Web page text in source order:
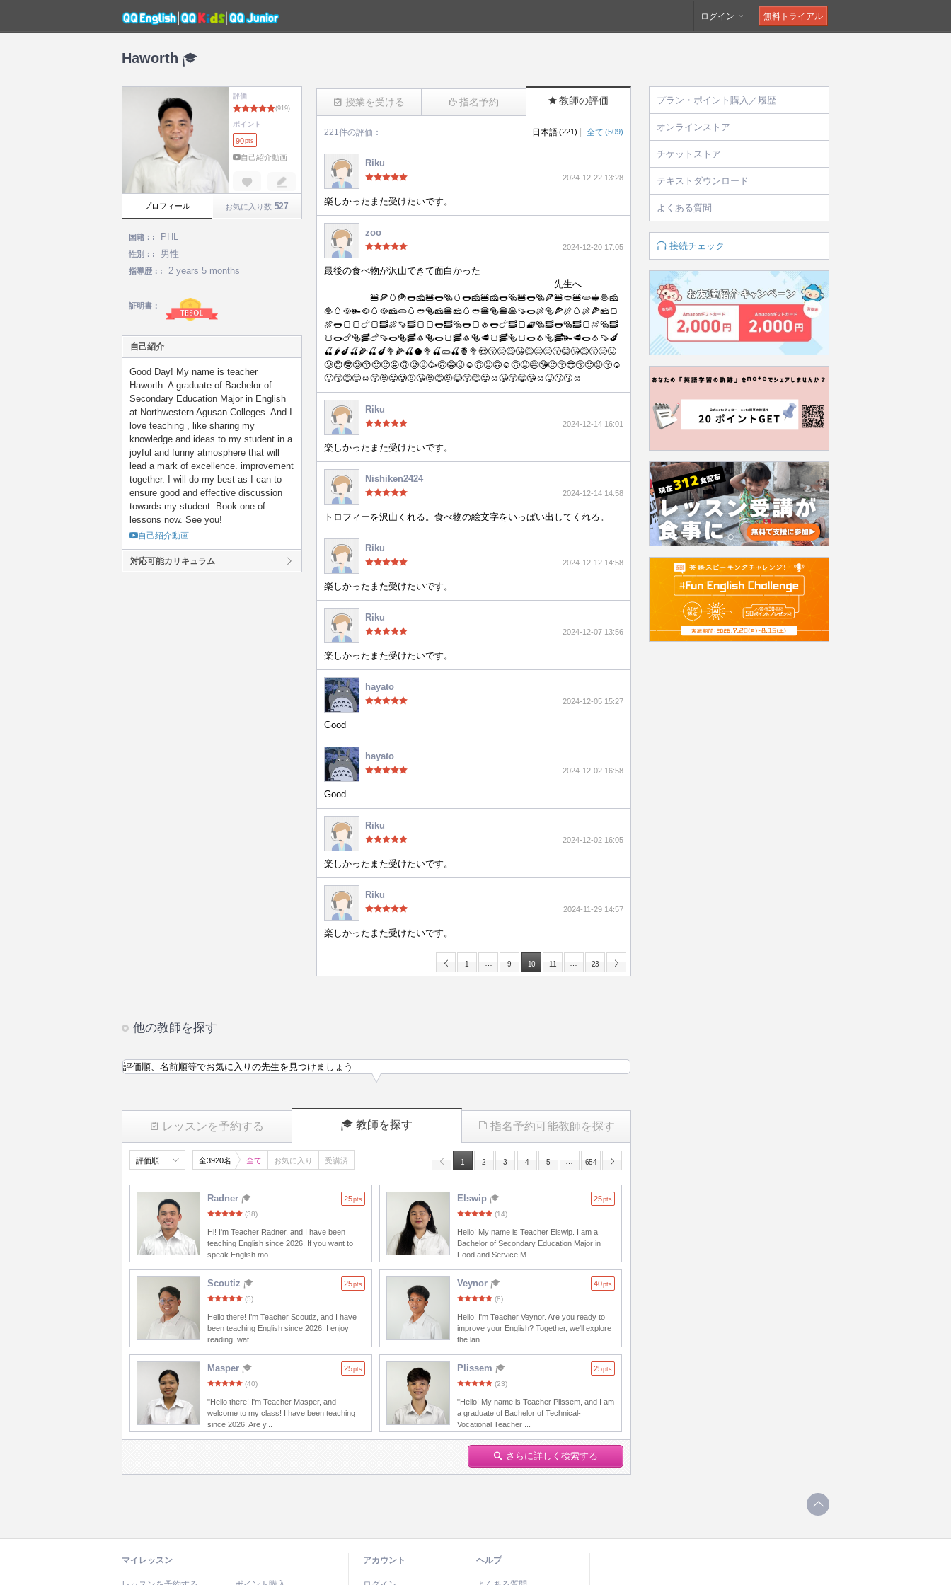
ログイン 無料トライアル
Haworth
評価
(919)
ポイント
90pts
自己紹介動画
プロフィール お気に入り数 527
国籍：: PHL
性別：: 男性
指導歴：: 2 years 5 months
証明書：
自己紹介
Good Day! My name is teacher
Haworth. A graduate of Bachelor of
Secondary Education Major in English
at Northwestern Agusan Colleges. And I
love teaching , like sharing my
knowledge and ideas to my student in a
joyful and funny atmosphere that will
lead a mark of excellence. improvement
together. I will do my best as I can to
ensure good and effective discussion
towards my student. Book one of
lessons now. See you!
自己紹介動画
対応可能カリキュラム
授業を受ける 指名予約 教師の評価
221件の評価： 日本語(221) | 全て (509)
Riku
2024-12-22 13:28
楽しかったまた受けたいです。
zoo
2024-12-20 17:05
最後の食べ物が沢山できて面白かった
先生へ
🍔🍕🥚🍟🌭🧀🍔🌭🥯🥚🌭🧀🍔🧀🌭🥯🍔🌭🥯🍕🍔🥙🍔🫓🥪🧆🧀
🧆🥚🥘🫚🥘🥚🥘🧀🫓🥚🥙🥯🧀🍔🧀🥚🥙🍔🥯🍔🥞🍠🌭🍖🥯🍕🍖🥚🍖🍕🧀🍞
🍖🌭🍞🍞🍗🍞🥓🍖🍠🥓🍞🍞🌭🥓🥯🌭🍞🧄🌭🍗🥓🍞🧇🥯🥓🌭🥯🥓🍞🍖🥯🥓
🍞🌭🍗🥯🥓🍗🍠🌭🥯🥓🧄🥯🌭🍞🥓🧄🥯🥩🍞🥓🥯🍞🌭🧄🥯🥓🫚🥩🌭🧄🍠🍆
🍒🌶️🍆🍒🌽🍒🍆🥦🌽🍒🥥🥦🍒🥒🍒🍍🥦😍😚😊😅😘😅😌😊😙😂😘😅😙😊😛
🥲😊🤓🥲😚🙂🙂😝🙃🥲🤨🥳🙃😂🤨☺️🙃😝🙃☺️🙃😝😅😘🙂😚😎😚🙂🤨😙☺️
🙂😙😅😊☺️😚🤨😛🥲🤨😘🤨😅🤨😂😚😅😛☺️😘😙😁😘☺️😝😗😗☺️
Riku
2024-12-14 16:01
楽しかったまた受けたいです。
Nishiken2424
2024-12-14 14:58
トロフィーを沢山くれる。食べ物の絵文字をいっぱい出してくれる。
Riku
2024-12-12 14:58
楽しかったまた受けたいです。
Riku
2024-12-07 13:56
楽しかったまた受けたいです。
hayato
2024-12-05 15:27
Good
hayato
2024-12-02 16:58
Good
Riku
2024-12-02 16:05
楽しかったまた受けたいです。
Riku
2024-11-29 14:57
楽しかったまた受けたいです。
1 9 10 11 23
他の教師を探す
レッスンを予約する 教師を探す 指名予約可能教師を探す
評価順、名前順等でお気に入りの先生を見つけましょう
評価順 全3920名 全て お気に入り 受講済 1 2 3 4 5 654
Radner 25pts
(38)
Hi! I'm Teacher Radner, and I have been
teaching English since 2026. If you want to
speak English mo...
Elswip 25pts
(14)
Hello! My name is Teacher Elswip. I am a
Bachelor of Secondary Education Major in
Food and Service M...
Scoutiz 25pts
(5)
Hello there! I’m Teacher Scoutiz, and I have
been teaching English since 2026. I enjoy
reading, wat...
Veynor 40pts
(8)
Hello! I'm Teacher Veynor. Are you ready to
improve your English? Together, we'll explore
the lan...
Masper 25pts
(40)
"Hello there! I'm Teacher Masper, and
welcome to my class! I have been teaching
since 2026. Are y...
Plissem 25pts
(23)
"Hello! My name is Teacher Plissem, and I am
a graduate of Bachelor of Technical-
Vocational Teacher ...
さらに詳しく検索する
プラン・ポイント購入／履歴
オンラインストア
チケットストア
テキストダウンロード
よくある質問
接続チェック
マイレッスン アカウント ヘルプ